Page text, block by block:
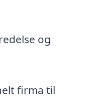
og
firma til